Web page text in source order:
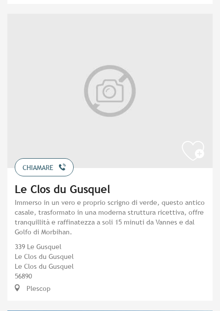
CHIAMARE
Le Clos du Gusquel
Immerso in un vero e proprio scrigno di verde, questo antico
casale, trasformato in una moderna struttura ricettiva, offre
tranquillità e raffinatezza a soli 15 minuti da Vannes e dal
Golfo di Morbihan.
339 Le Gusquel
Le Clos du Gusquel
Le Clos du Gusquel
56890
Plescop